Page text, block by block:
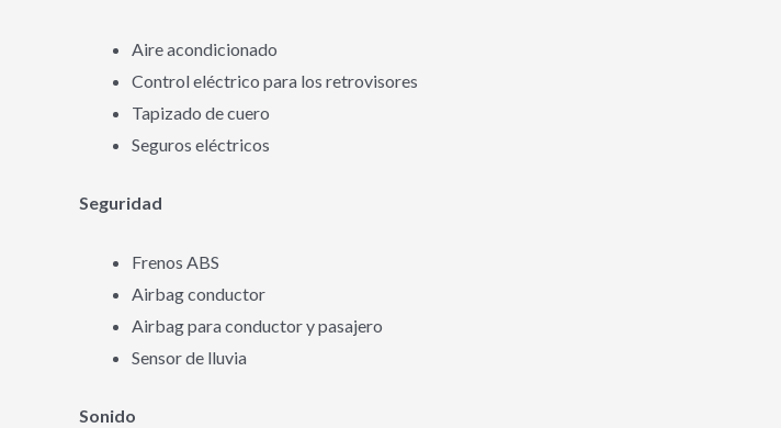
Aire acondicionado
Control eléctrico para los retrovisores
Tapizado de cuero
Seguros eléctricos
Seguridad
Frenos ABS
Airbag conductor
Airbag para conductor y pasajero
Sensor de lluvia
Sonido